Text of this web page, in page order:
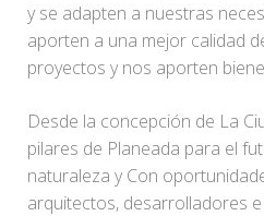
y se adapten a nuestras
aporten a una mejor calidad
proyectos y nos aporten
Desde la concepción de La
pilares de Planeada para el
naturaleza y Con
arquitectos, desarrolladores